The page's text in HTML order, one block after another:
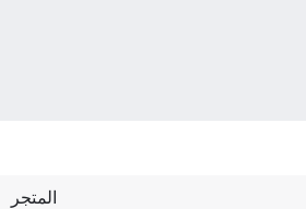
المتجر